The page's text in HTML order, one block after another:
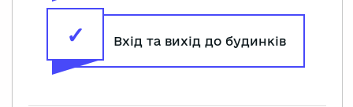
Вхід та вихід до будинків
✓